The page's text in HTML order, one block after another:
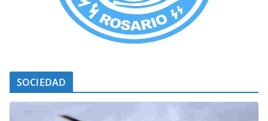
SOCIEDAD